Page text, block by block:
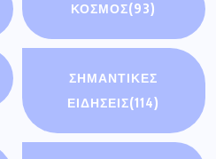
ΚΟΣΜΟΣ(93)
ΣΗΜΑΝΤΙΚΈΣ
ΕΙΔΉΣΕΙΣ(114)